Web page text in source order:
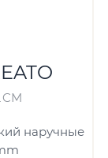
наручные